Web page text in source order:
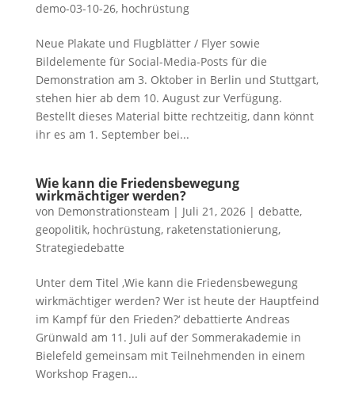
demo-03-10-26, hochrüstung
Neue Plakate und Flugblätter / Flyer sowie
Bildelemente für Social-Media-Posts für die
Demonstration am 3. Oktober in Berlin und Stuttgart,
stehen hier ab dem 10. August zur Verfügung.
Bestellt dieses Material bitte rechtzeitig, dann könnt
ihr es am 1. September bei...
Wie kann die Friedensbewegung
wirkmächtiger werden?
von Demonstrationsteam | Juli 21, 2026| debatte,
geopolitik, hochrüstung, raketenstationierung,
Strategiedebatte
Unter dem Titel ‚Wie kann die Friedensbewegung
wirkmächtiger werden? Wer ist heute der Hauptfeind
im Kampf für den Frieden?‘ debattierte Andreas
Grünwald am 11. Juli auf der Sommerakademie in
Bielefeld gemeinsam mit Teilnehmenden in einem
Workshop Fragen...